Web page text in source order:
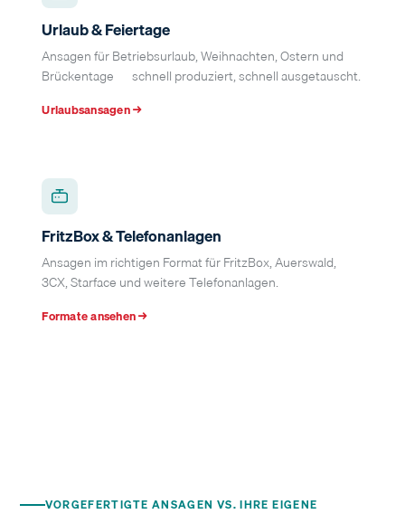
Urlaub & Feiertage
Ansagen für Betriebsurlaub, Weihnachten, Ostern und
Brückentage — schnell produziert, schnell ausgetauscht.
Urlaubsansagen →
FritzBox & Telefonanlagen
Ansagen im richtigen Format für FritzBox, Auerswald,
3CX, Starface und weitere Telefonanlagen.
Formate ansehen →
VORGEFERTIGTE ANSAGEN VS. IHRE EIGENE